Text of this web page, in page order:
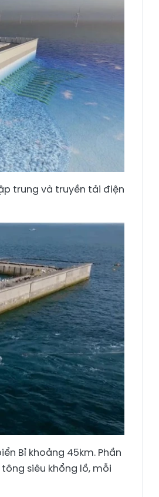
trung và truyền tải điện
Bỉ khoảng 45km. Phần
siêu khổng lồ, mỗi